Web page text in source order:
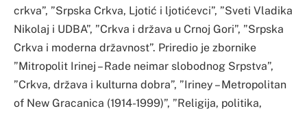
crkva”, ”Srpska Crkva, Ljotić i ljotićevci”, ”Sveti Vladika
Nikolaj i UDBA”, ”Crkva i država u Crnoj Gori”, ”Srpska
Crkva i moderna državnost”. Priredio je zbornike
”Mitropolit Irinej – Rade neimar slobodnog Srpstva”,
”Crkva, država i kulturna dobra”, ”Iriney – Metropolitan
of New Gracanica (1914-1999)”, ”Religija, politika,